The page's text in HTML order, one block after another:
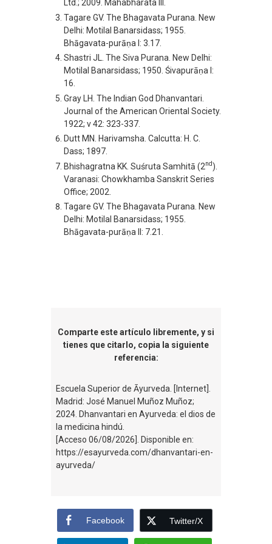
Ltd.; 2009. Mahabharata III.
Tagare GV. The Bhagavata Purana. New
Delhi: Motilal Banarsidass; 1955.
Bhāgavata-purāṇa I: 3.17.
Shastri JL. The Siva Purana. New Delhi:
Motilal Banarsidass; 1950. Śivapurāṇa I:
16.
Gray LH. The Indian God Dhanvantari.
Journal of the American Oriental Society.
1922; v 42: 323-337.
Dutt MN. Harivamsha. Calcutta: H. C.
Dass; 1897.
Bhishagratna KK. Suśruta Samhitā (2nd).
Varanasi: Chowkhamba Sanskrit Series
Office; 2002.
Tagare GV. The Bhagavata Purana. New
Delhi: Motilal Banarsidass; 1955.
Bhāgavata-purāṇa II: 7.21.
Comparte este artículo libremente, y si
tienes que citarlo, copia la siguiente
referencia:
Escuela Superior de Āyurveda. [Internet].
Madrid: José Manuel Muñoz Muñoz;
2024. Dhanvantari en Ayurveda: el dios de
la medicina hindú.
[Acceso 06/08/2026]. Disponible en:
https://esayurveda.com/dhanvantari-en-
ayurveda/
Facebook Twitter/X